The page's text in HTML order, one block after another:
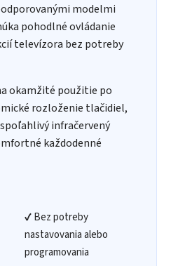
modelmi
pohodlné ovládanie
televízora bez potreby
okamžité použitie po
rozloženie tlačidiel,
infračervený
každodenné
✔ Bez potreby
nastavovania alebo
programovania